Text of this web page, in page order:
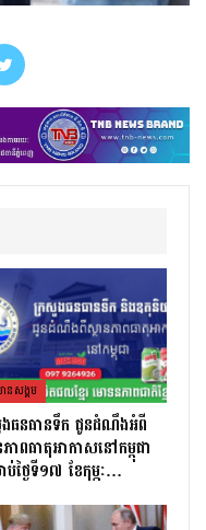
ន​សង្គម
ធនធានទឹក ជូនដំណឹងអំពី
ភាពធាតុអាកាសនៅកម្ពុជា
ប់ថ្ងៃទី១៧ ខែកុម្ភៈ…